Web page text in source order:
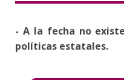
- A la fecha no
políticas estatales.